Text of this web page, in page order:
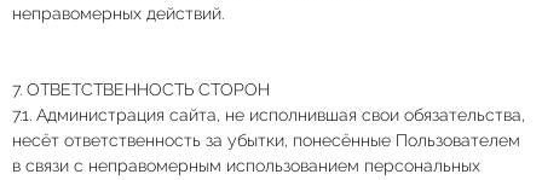
неправомерных действий.
7. ОТВЕТСТВЕННОСТЬ СТОРОН
7.1. Администрация сайта, не исполнившая свои обязательства,
несёт ответственность за убытки, понесённые Пользователем
в связи с неправомерным использованием персональных